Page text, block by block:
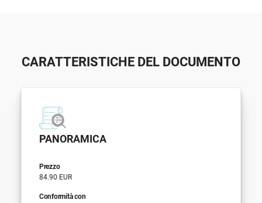
CARATTERISTICHE DEL DOCUMENTO
PANORAMICA
Prezzo
84.90 EUR
Conformità con